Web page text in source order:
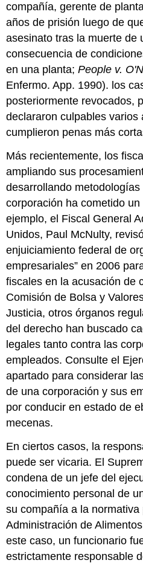
compañía, gerente de
años de prisión luego de
asesinato tras la muerte de
consecuencia de
en una planta;People v.
Enfermo. App. 1990). los
posteriormente revocados,
declararon culpables varios
cumplieron penas más
Más recientemente, los
ampliando sus
desarrollando
corporación ha cometido
ejemplo, el Fiscal General
Unidos, Paul McNulty,
enjuiciamiento federal de
empresariales” en 2006
fiscales en la acusación de
Comisión de Bolsa y
Justicia, otros órganos
del derecho han buscado
legales tanto contra las
empleados. Consulte el
apartado para considerar
de una corporación y sus
por conducir en estado de
mecenas.
En ciertos casos, la
puede ser vicaria. El
condena de un jefe del
conocimiento personal de
su compañía a la
Administración de
este caso, un funcionario
estrictamente responsable